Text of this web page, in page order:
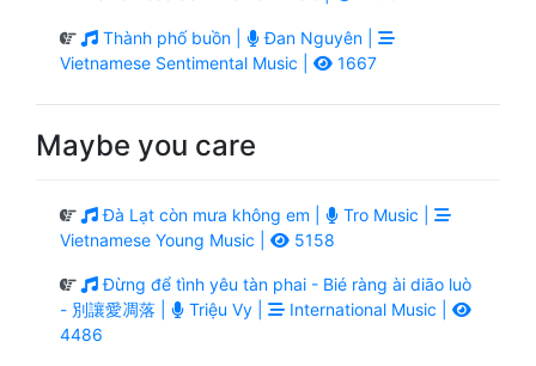
Thành phố buồn |
Đan Nguyên |
Vietnamese Sentimental Music |
1667
Maybe you care
Đà Lạt còn mưa không em |
Tro Music |
Vietnamese Young Music |
5158
Đừng để tình yêu tàn phai - Bié ràng ài diāo luò
- 別讓愛凋落 |
Triệu Vy |
International Music |
4486